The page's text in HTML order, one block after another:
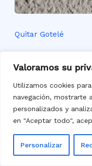
Valoramos su
Utilizamos cookies
navegación, mostrarte
personalizados y
en "Aceptar todo",
Personalizar
Quitar Gotelé